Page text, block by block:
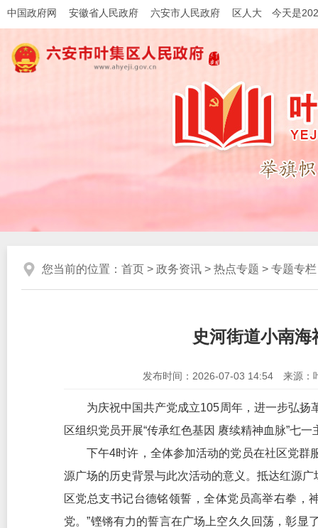
中国政府网 安徽省人民政府 六安市人民政府 区人大 今天是
您当前的位置： 首页 > 政务资讯 > 热点专题 > 专题专栏
史河街道小南
发布时间：2026-07-03 14:54 来源：
为庆祝中国共产党成立105周年，进一步弘
区组织党员开展“传承红色基因 赓续精神血脉”七
下午4时许，全体参加活动的党员在社区党群
源广场的历史背景与此次活动的意义。抵达红源
区党总支书记台德铭领誓，全体党员高举右拳
党。”铿锵有力的誓言在广场上空久久回荡，彰